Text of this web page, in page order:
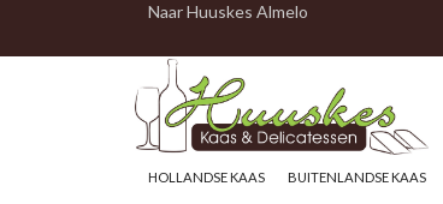
Naar Huuskes Almelo
HOLLANDSE KAAS BUITENLANDSE KAAS